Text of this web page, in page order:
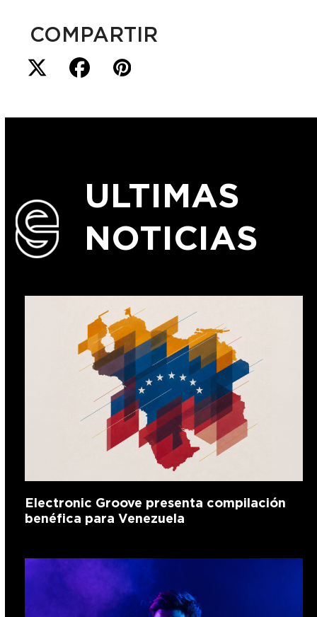
COMPARTIR
ULTIMAS
NOTICIAS
Electronic Groove presenta compilación
benéfica para Venezuela